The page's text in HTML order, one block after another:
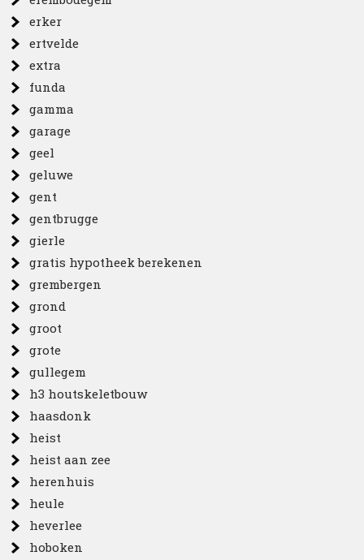
erker
ertvelde
extra
funda
gamma
garage
geel
geluwe
gent
gentbrugge
gierle
gratis hypotheek berekenen
grembergen
grond
groot
grote
gullegem
h3 houtskeletbouw
haasdonk
heist
heist aan zee
herenhuis
heule
heverlee
hoboken